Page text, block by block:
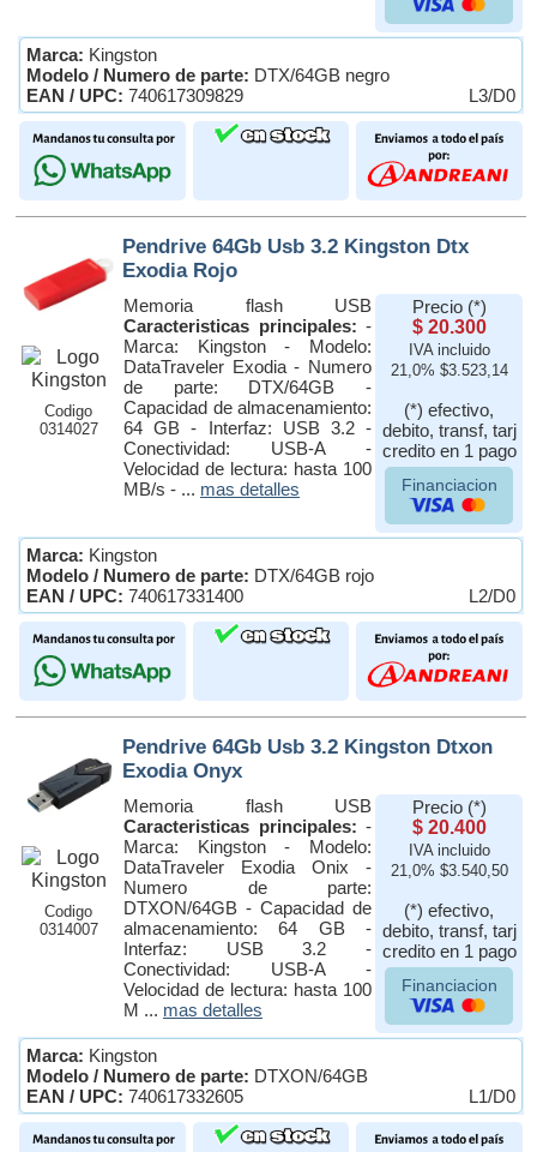
Marca: Kingston
Modelo / Numero de parte: DTX/64GB negro
EAN / UPC: 740617309829 L3/D0
Codigo
0314027
Pendrive 64Gb Usb 3.2 Kingston Dtx
Exodia Rojo
Memoria flash USB
Caracteristicas principales: -
Marca: Kingston - Modelo:
DataTraveler Exodia - Numero
de parte: DTX/64GB -
Capacidad de almacenamiento:
64 GB - Interfaz: USB 3.2 -
Conectividad: USB-A -
Velocidad de lectura: hasta 100
MB/s - ... mas detalles
Precio (*)
$ 20.300
IVA incluido
21,0% $3.523,14
(*) efectivo,
debito, transf, tarj
credito en 1 pago
Financiacion
Marca: Kingston
Modelo / Numero de parte: DTX/64GB rojo
EAN / UPC: 740617331400 L2/D0
Codigo
0314007
Pendrive 64Gb Usb 3.2 Kingston Dtxon
Exodia Onyx
Memoria flash USB
Caracteristicas principales: -
Marca: Kingston - Modelo:
DataTraveler Exodia Onix -
Numero de parte:
DTXON/64GB - Capacidad de
almacenamiento: 64 GB -
Interfaz: USB 3.2 -
Conectividad: USB-A -
Velocidad de lectura: hasta 100
M ... mas detalles
Precio (*)
$ 20.400
IVA incluido
21,0% $3.540,50
(*) efectivo,
debito, transf, tarj
credito en 1 pago
Financiacion
Marca: Kingston
Modelo / Numero de parte: DTXON/64GB
EAN / UPC: 740617332605 L1/D0